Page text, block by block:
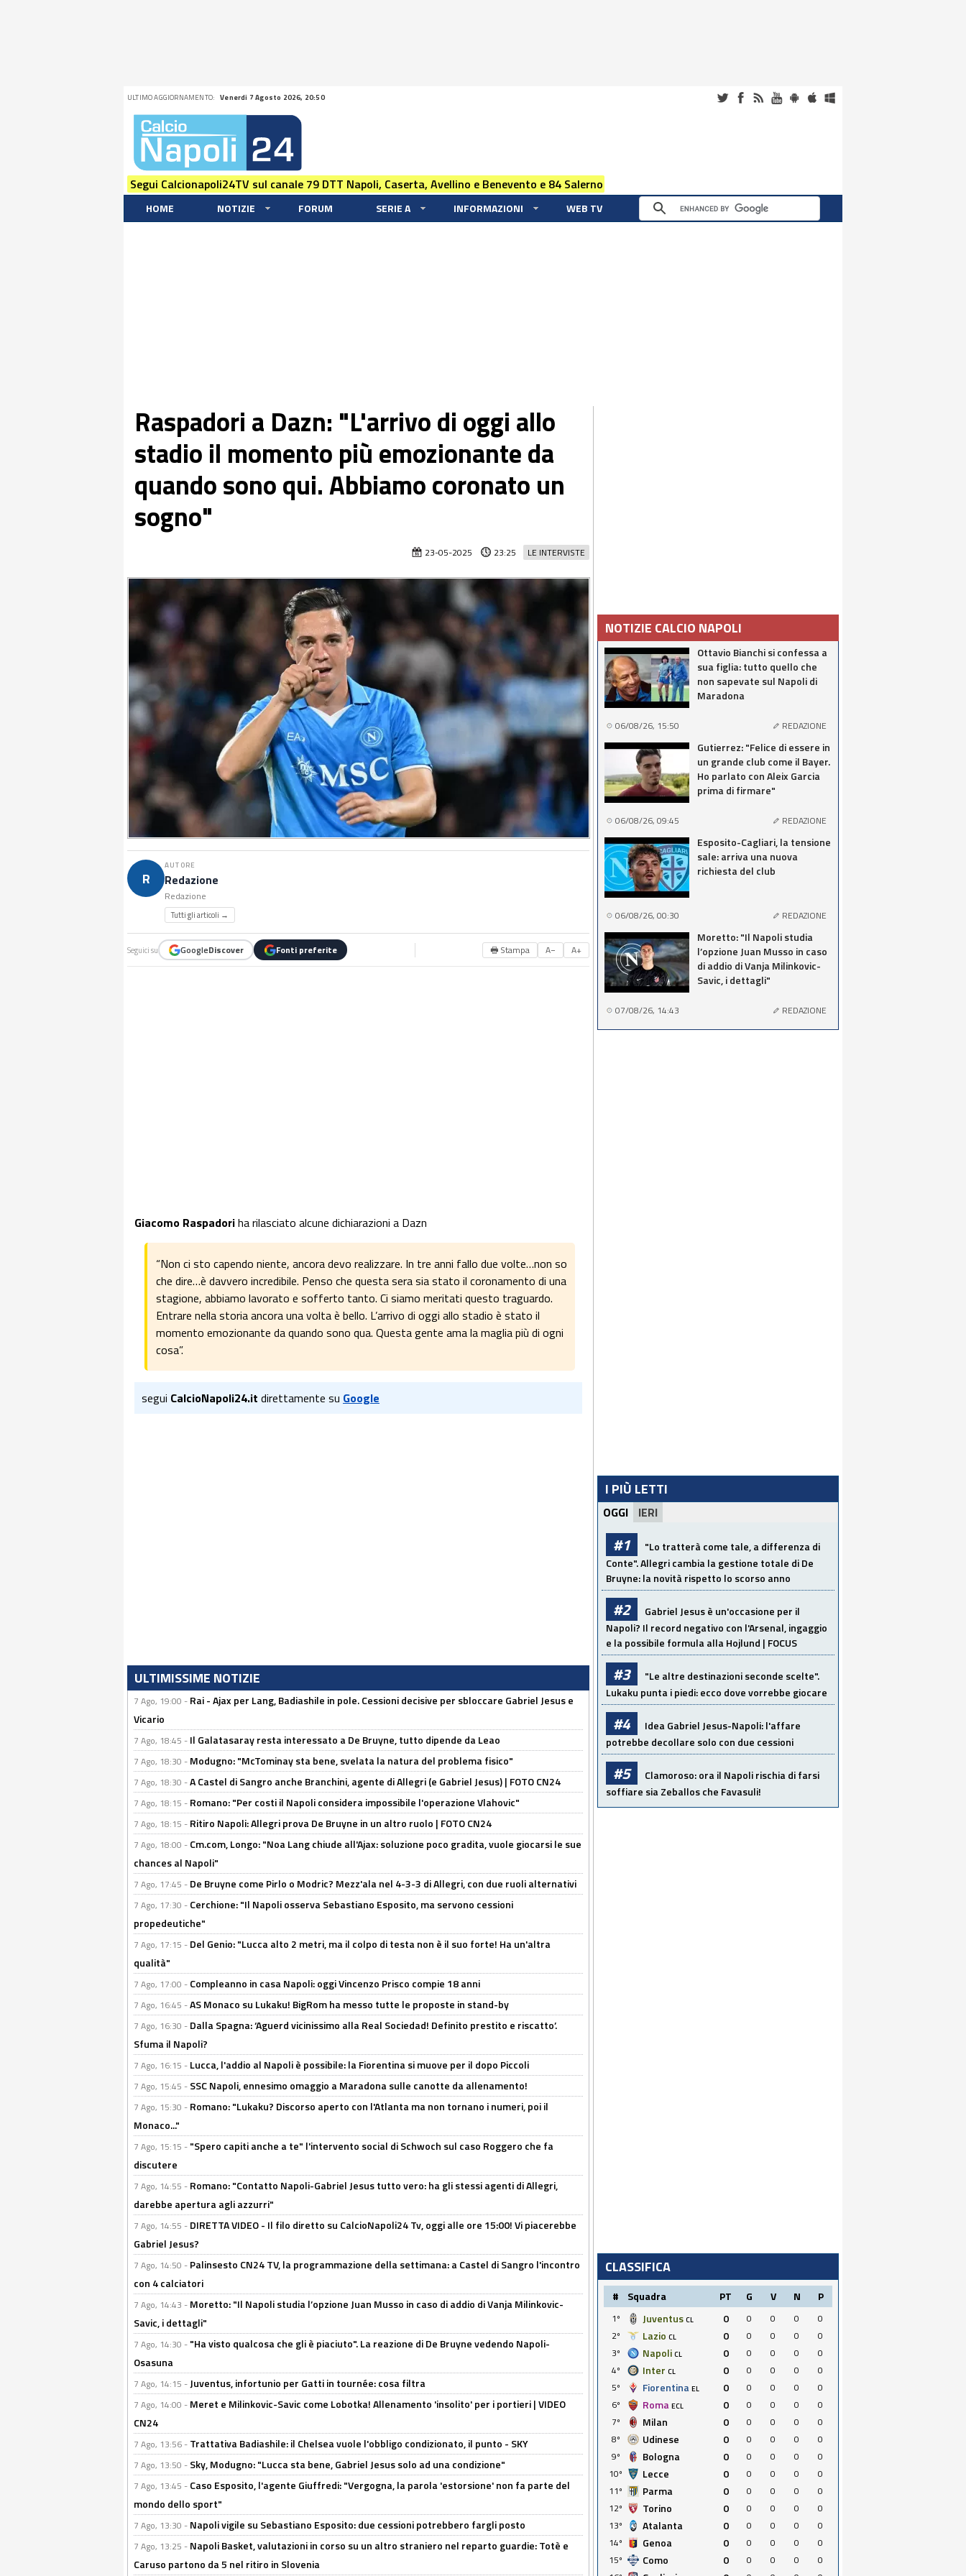
ULTIMO AGGIORNAMENTO: Venerdi 7 Agosto 2026, 20:50
Segui Calcionapoli24TV sul canale 79 DTT Napoli, Caserta, Avellino e Benevento e 84 Salerno
HOME NOTIZIE FORUM SERIE A INFORMAZIONI WEB TV
Raspadori a Dazn: "L'arrivo di oggi allo
stadio il momento più emozionante da
quando sono qui. Abbiamo coronato un
sogno"
LE INTERVISTE
23-05-2025 23:25
R
AUTORE
Redazione
Redazione
Tutti gli articoli →
Seguici su GoogleDiscover Fonti preferite 🖶 Stampa A− A+
Giacomo Raspadoriha rilasciato alcune dichiarazioni a Dazn
“Non ci sto capendo niente, ancora devo realizzare. In tre anni fallo due volte…non so
che dire…è davvero incredibile. Penso che questa sera sia stato il coronamento di una
stagione, abbiamo lavorato e sofferto tanto. Ci siamo meritati questo traguardo.
Entrare nella storia ancora una volta è bello. L’arrivo di oggi allo stadio è stato il
momento emozionante da quando sono qua. Questa gente ama la maglia più di ogni
cosa”.
segui CalcioNapoli24.it direttamente su Google
ULTIMISSIME NOTIZIE
7 Ago, 19:00 - Rai - Ajax per Lang, Badiashile in pole. Cessioni decisive per sbloccare Gabriel Jesus e
Vicario
7 Ago, 18:45 - Il Galatasaray resta interessato a De Bruyne, tutto dipende da Leao
7 Ago, 18:30 - Modugno: "McTominay sta bene, svelata la natura del problema fisico"
7 Ago, 18:30 -A Castel di Sangro anche Branchini, agente di Allegri (e Gabriel Jesus) | FOTO CN24
7 Ago, 18:15 - Romano: "Per costi il Napoli considera impossibile l'operazione Vlahovic"
7 Ago, 18:15 - Ritiro Napoli: Allegri prova De Bruyne in un altro ruolo | FOTO CN24
7 Ago, 18:00 - Cm.com, Longo: "Noa Lang chiude all'Ajax: soluzione poco gradita, vuole giocarsi le sue
chances al Napoli"
7 Ago, 17:45 - De Bruyne come Pirlo o Modric? Mezz'ala nel 4-3-3 di Allegri, con due ruoli alternativi
7 Ago, 17:30 - Cerchione: "Il Napoli osserva Sebastiano Esposito, ma servono cessioni
propedeutiche"
7 Ago, 17:15 - Del Genio: "Lucca alto 2 metri, ma il colpo di testa non è il suo forte! Ha un'altra
qualità"
7 Ago, 17:00 - Compleanno in casa Napoli: oggi Vincenzo Prisco compie 18 anni
7 Ago, 16:45 -AS Monaco su Lukaku! BigRom ha messo tutte le proposte in stand-by
7 Ago, 16:30 - Dalla Spagna: ‘Aguerd vicinissimo alla Real Sociedad! Definito prestito e riscatto’.
Sfuma il Napoli?
7 Ago, 16:15 - Lucca, l'addio al Napoli è possibile: la Fiorentina si muove per il dopo Piccoli
7 Ago, 15:45 - SSC Napoli, ennesimo omaggio a Maradona sulle canotte da allenamento!
7 Ago, 15:30 - Romano: "Lukaku? Discorso aperto con l'Atlanta ma non tornano i numeri, poi il
Monaco..."
7 Ago, 15:15 - "Spero capiti anche a te" l'intervento social di Schwoch sul caso Roggero che fa
discutere
7 Ago, 14:55 - Romano: "Contatto Napoli-Gabriel Jesus tutto vero: ha gli stessi agenti di Allegri,
darebbe apertura agli azzurri"
7 Ago, 14:55 - DIRETTA VIDEO - Il filo diretto su CalcioNapoli24 Tv, oggi alle ore 15:00! Vi piacerebbe
Gabriel Jesus?
7 Ago, 14:50 - Palinsesto CN24 TV, la programmazione della settimana: a Castel di Sangro l'incontro
con 4 calciatori
7 Ago, 14:43 - Moretto: "Il Napoli studia l’opzione Juan Musso in caso di addio di Vanja Milinkovic-
Savic, i dettagli"
7 Ago, 14:30 - "Ha visto qualcosa che gli è piaciuto". La reazione di De Bruyne vedendo Napoli-
Osasuna
7 Ago, 14:15 - Juventus, infortunio per Gatti in tournée: cosa filtra
7 Ago, 14:00 - Meret e Milinkovic-Savic come Lobotka! Allenamento 'insolito' per i portieri | VIDEO
CN24
7 Ago, 13:56 - Trattativa Badiashile: il Chelsea vuole l'obbligo condizionato, il punto - SKY
7 Ago, 13:50 - Sky, Modugno: "Lucca sta bene, Gabriel Jesus solo ad una condizione"
7 Ago, 13:45 - Caso Esposito, l'agente Giuffredi: "Vergogna, la parola 'estorsione' non fa parte del
mondo dello sport"
7 Ago, 13:30 - Napoli vigile su Sebastiano Esposito: due cessioni potrebbero fargli posto
7 Ago, 13:25 - Napoli Basket, valutazioni in corso su un altro straniero nel reparto guardie: Totè e
Caruso partono da 5 nel ritiro in Slovenia
NOTIZIE CALCIO NAPOLI
Ottavio Bianchi si confessa a
sua figlia: tutto quello che
non sapevate sul Napoli di
Maradona
06/08/26, 15:50 REDAZIONE
Gutierrez: "Felice di essere in
un grande club come il Bayer.
Ho parlato con Aleix Garcia
prima di firmare"
06/08/26, 09:45 REDAZIONE
Esposito-Cagliari, la tensione
sale: arriva una nuova
richiesta del club
06/08/26, 00:30 REDAZIONE
Moretto: "Il Napoli studia
l’opzione Juan Musso in caso
di addio di Vanja Milinkovic-
Savic, i dettagli"
07/08/26, 14:43 REDAZIONE
I PIÙ LETTI
OGGI IERI
#1
"Lo tratterà come tale, a differenza di
Conte". Allegri cambia la gestione totale di De
Bruyne: la novità rispetto lo scorso anno
#2
Gabriel Jesus è un'occasione per il
Napoli? Il record negativo con l'Arsenal, ingaggio
e la possibile formula alla Hojlund | FOCUS
#3
"Le altre destinazioni seconde scelte".
Lukaku punta i piedi: ecco dove vorrebbe giocare
#4
Idea Gabriel Jesus-Napoli: l'affare
potrebbe decollare solo con due cessioni
#5
Clamoroso: ora il Napoli rischia di farsi
soffiare sia Zeballos che Favasuli!
CLASSIFICA
# Squadra PT G V N P
1º Juventus CL 0 0 0 0
0
2º
Lazio CL 0 0 0 0
0
3º
Napoli CL 0 0 0 0
0
4º
Inter CL 0 0 0 0
0
5º
Fiorentina EL 0 0 0 0
0
6º
Roma ECL 0 0 0 0
0
7º
Milan 0 0 0 0
0
8º
Udinese 0 0 0 0
0
9º
Bologna 0 0 0 0
0
10º
Lecce 0 0 0 0
0
11º
Parma 0 0 0 0
0
12º
Torino 0 0 0 0
0
13º
Atalanta 0 0 0 0
0
14º
Genoa 0 0 0 0
0
15º
Como 0 0 0 0
0